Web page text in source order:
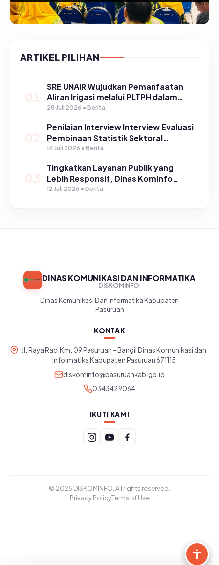
ARTIKEL PILIHAN
SRE UNAIR Wujudkan Pemanfaatan
Aliran Irigasi melalui PLTPH dalam
Program TIRTA PELITA di Desa
28 Juli 2026 • Berita
Penilaian Interview Interview Evaluasi
Pembinaan Statistik Sektoral
Kabupaten Pasuruan
14 Juli 2026 • Berita
Tingkatkan Layanan Publik yang
Lebih Responsif, Dinas Kominfo
Gelar Sosialisasi SP4N Lapor di
12 Juli 2026 • Berita
DINAS KOMUNIKASI DAN INFORMATIKA
DISKOMINFO
Dinas Komunikasi Dan Informatika Kabupaten
Pasuruan
KONTAK
Jl. Raya Raci Km. 09 Pasuruan - Bangil Dinas Komunikasi dan
Informatika Kabupaten Pasuruan 671115
diskominfo@pasuruankab.go.id
0343429064
IKUTI KAMI
© 2026 DISKOMINFO. All rights reserved.
Privacy PolicyTerms of Use